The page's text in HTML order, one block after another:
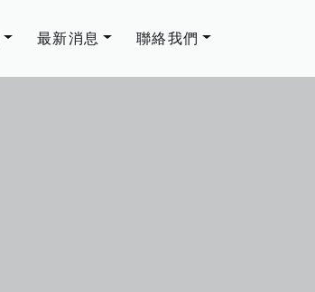
最新消息 聯絡我們